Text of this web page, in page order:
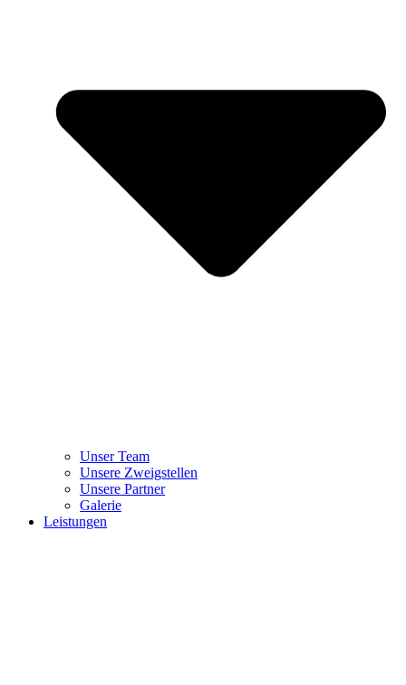
Unser Team
Unsere Zweigstellen
Unsere Partner
Galerie
Leistungen